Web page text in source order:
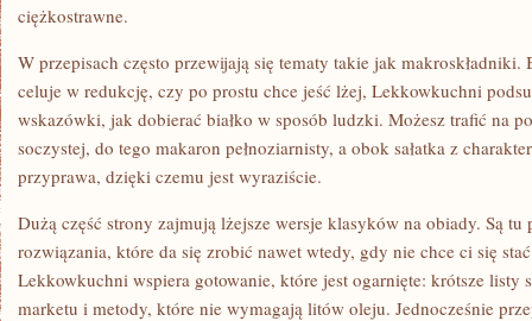
ciężkostrawne.
W przepisach często przewijają się tematy takie jak
celuje w redukcję, czy po prostu chce jeść lżej, Lekkowkuchni
wskazówki, jak dobierać białko w sposób ludzki. Możesz trafić na
soczystej, do tego makaron pełnoziarnisty, a obok sałatka z
przyprawa, dzięki czemu jest wyraziście.
Dużą część strony zajmują lżejsze wersje klasyków na obiady. Są tu
rozwiązania, które da się zrobić nawet wtedy, gdy nie chce ci się
Lekkowkuchni wspiera gotowanie, które jest ogarnięte: krótsze listy
marketu i metody, które nie wymagają litów oleju. Jednocześnie